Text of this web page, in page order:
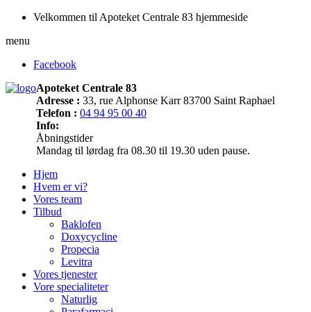
Velkommen til Apoteket Centrale 83 hjemmeside
menu
Facebook
Apoteket Centrale 83
Adresse : 33, rue Alphonse Karr 83700 Saint Raphael
Telefon : 04 94 95 00 40
Info:
Åbningstider
Mandag til lørdag fra 08.30 til 19.30 uden pause.
Hjem
Hvem er vi?
Vores team
Tilbud
Baklofen
Doxycycline
Propecia
Levitra
Vores tjenester
Vore specialiteter
Naturlig